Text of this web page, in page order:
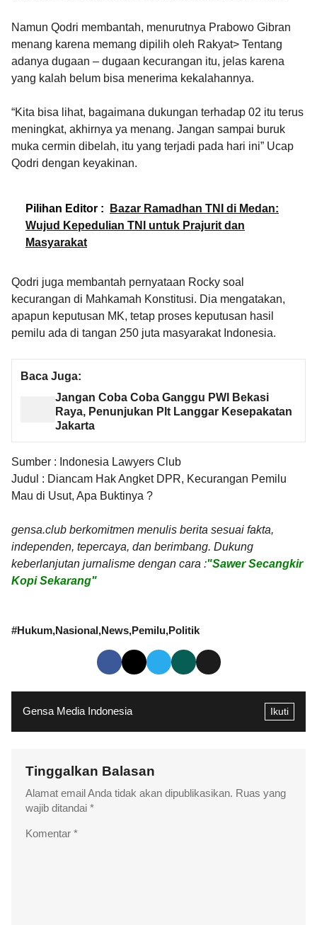
Namun Qodri membantah, menurutnya Prabowo Gibran
menang karena memang dipilih oleh Rakyat> Tentang
adanya dugaan – dugaan kecurangan itu, jelas karena
yang kalah belum bisa menerima kekalahannya.
“Kita bisa lihat, bagaimana dukungan terhadap 02 itu terus
meningkat, akhirnya ya menang. Jangan sampai buruk
muka cermin dibelah, itu yang terjadi pada hari ini” Ucap
Qodri dengan keyakinan.
Pilihan Editor :
Bazar Ramadhan TNI di Medan:
Wujud Kepedulian TNI untuk Prajurit dan
Masyarakat
Qodri juga membantah pernyataan Rocky soal
kecurangan di Mahkamah Konstitusi. Dia mengatakan,
apapun keputusan MK, tetap proses keputusan hasil
pemilu ada di tangan 250 juta masyarakat Indonesia.
Baca Juga:
Jangan Coba Coba Ganggu PWI Bekasi
Raya, Penunjukan Plt Langgar Kesepakatan
Jakarta
Sumber : Indonesia Lawyers Club
Judul : Diancam Hak Angket DPR, Kecurangan Pemilu
Mau di Usut, Apa Buktinya ?
gensa.club berkomitmen menulis berita sesuai fakta,
independen, tepercaya, dan berimbang. Dukung
keberlanjutan jurnalisme dengan cara :"Sawer Secangkir
Kopi Sekarang"
#Hukum Nasional News Pemilu Politik
Gensa Media Indonesia Ikuti
Tinggalkan Balasan
Alamat email Anda tidak akan dipublikasikan. Ruas yang
wajib ditandai *
Komentar *